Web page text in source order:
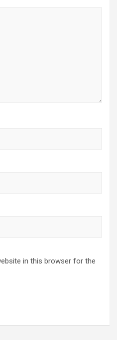
in this browser for the